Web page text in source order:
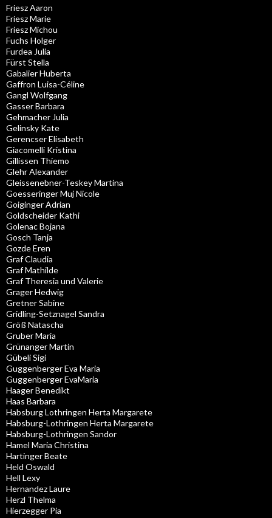
Friesz Aaron
Friesz Marie
Friesz Michou
Fuchs Holger
Furdea Julia
Fürst Stella
Gabalier Huberta
Gaffron Luisa-Céline
Gangl Wolfgang
Gasser Barbara
Gehmacher Julia
Gelinsky Kate
Gerencser Elisabeth
Giacomelli Kristina
Gillissen Thiemo
Glehr Alexander
Gleissenebner-Teskey Martina
Goesseringer Muj Nicole
Goiginger Adrian
Goldscheider Kathi
Golenac Bojana
Gosch Tanja
Gozde Eren
Graf Claudia
Graf Mathilde
Graf Theresia und Valerie
Grager Hedwig
Gretner Sabine
Gridling-Setznagel Sandra
Größ Natascha
Gruber Maria
Grünanger Martin
Gübeli Sigi
Guggenberger Eva Maria
Guggenberger EvaMaria
Haager Benedikt
Haas Barbara
Habsburg Lothringen Herta Margarete
Habsburg-Lothringen Herta Margarete
Habsburg-Lothringen Sandor
Hamel Maria Christina
Hartinger Beate
Held Oswald
Hell Lexy
Hernandez Laure
Herzl Thelma
Hierzegger Pia